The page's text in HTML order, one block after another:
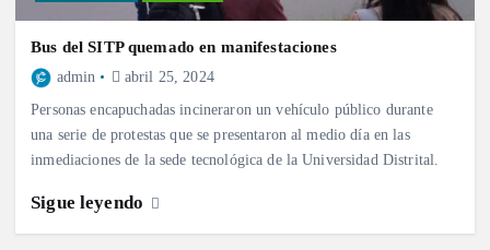
Bus del SITP quemado en manifestaciones
admin abril 25, 2024
Personas encapuchadas incineraron un vehículo público durante
una serie de protestas que se presentaron al medio día en las
inmediaciones de la sede tecnológica de la Universidad Distrital.
Sigue leyendo